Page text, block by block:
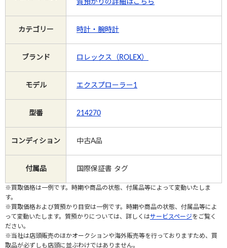
電話で相談する
質預かりの詳細はこちら
カテゴリー 時計・腕時計
ブランド ロレックス（ROLEX）
モデル エクスプローラー1
型番 214270
コンディション 中古A品
付属品 国際保証書 タグ
※買取価格は一例です。時期や商品の状態、付属品等によって変動いたしま
す。
※買取価格および質預かり目安は一例です。時期や商品の状態、付属品等によ
って変動いたします。質預かりについては、詳しくはサービスページをご覧く
ださい。
※当社は店頭販売のほかオークションや海外販売等を行っておりますため、買
取品が必ずしも店頭に並ぶわけではありません。